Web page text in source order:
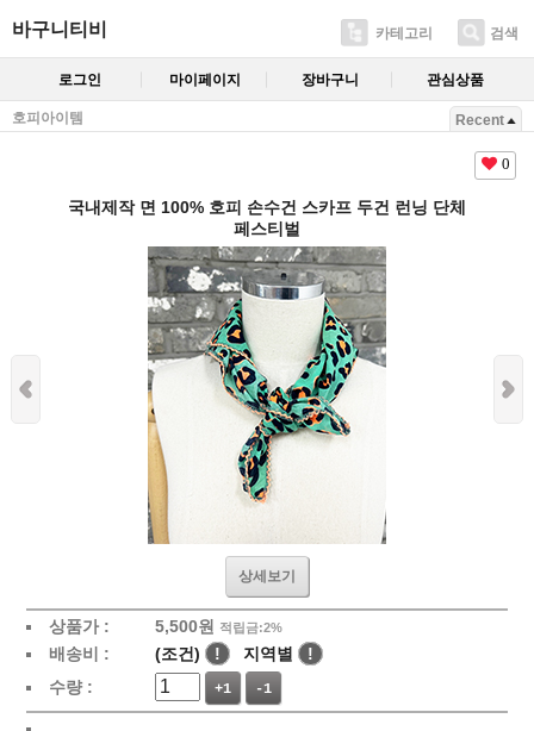
바구니티비 카테고리 검색
로그인 마이페이지 장바구니 관심상품
호피아이템 Recent
0
국내제작 면 100% 호피 손수건 스카프 두건 런닝 단체
페스티벌
상세보기
상품가 : 5,500원 적립금:2%
배송비 : (조건) ! 지역별
!
수량 :
+1 -1